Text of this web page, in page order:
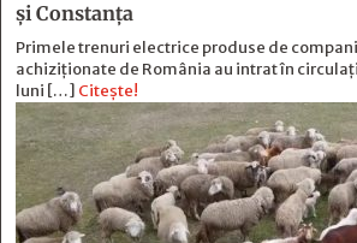
și Constanța
Primele trenuri electrice produse de
achiziționate de România au intrat în
luni […] Citește!